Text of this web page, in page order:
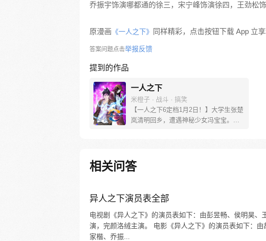
乔振宇饰演哪都通的徐三，宋宁峰饰演徐四，王劲松
原漫画 《一人之下》 同样精彩，点击按钮下载 App 立享
答案问题点击举报反馈
提到的作品
一人之下
米橙子 · 战斗 · 搞笑
【一人之下6定档1月2日！】大学生张楚
岚清明回乡，遭遇神秘少女冯宝宝。素
己与爷爷身上的秘密，张楚岚的生活被
彻底颠覆，与冯宝宝一同踏上“异人”之
相关问答
异人之下演员表全部
电视剧《异人之下》的演员表如下：由彭昱畅、侯明昊
演，完颜洛绒主演。 电影《异人之下》的演员表如下：
家楷、乔振...